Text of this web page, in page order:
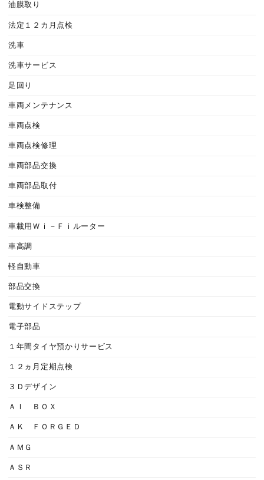
油膜取り
法定１２カ月点検
洗車
洗車サービス
足回り
車両メンテナンス
車両点検
車両点検修理
車両部品交換
車両部品取付
車検整備
車載用Ｗｉ－Ｆｉルーター
車高調
軽自動車
部品交換
電動サイドステップ
電子部品
１年間タイヤ預かりサービス
１２ヵ月定期点検
３Ｄデザイン
ＡＩ ＢＯＸ
ＡＫ ＦＯＲＧＥＤ
ＡＭＧ
ＡＳＲ